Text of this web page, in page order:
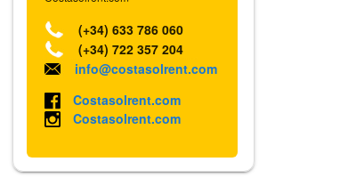
(+34) 633 786 060
(+34) 722 357 204
info@costasolrent.com
Costasolrent.com
Costasolrent.com